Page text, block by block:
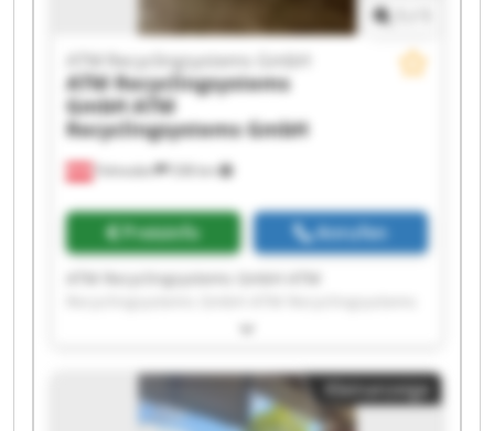
538 km
ATM Recyclingsystems GmbH
ATM Recyclingsystems
GmbHATM
Recyclingsystems GmbH
Preisinfo Anrufen
ATM Recyclingsystems GmbH ATM
GmbH ATM Recyclingsystems GmbH ATM
GmbH ATM Recyclingsystems GmbH ATM
Recyclingsystems GmbH ATM Recyclingsystems
GmbH ATM Recyclingsystems GmbH ATM
Kleinanzeige